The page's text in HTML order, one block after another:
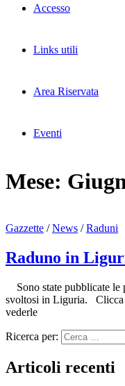
Accesso
Links utili
Area Riservata
Eventi
Mese:
Gazzette /News /Raduni
Raduno in
Sono state pubblicate le
svoltosi in Liguria. Clicca
vederle
Ricerca per:
Articoli recenti